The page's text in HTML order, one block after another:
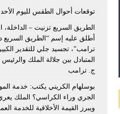
توقعات أحوال الطقس لليوم الأحد
الطريق السريع تزنيت – الداخلة،
أطلق عليه إسم “الطريق السريع
ترامب”، تجسيد جلي للتقدير الكبير
المتبادل بين جلالة الملك والرئيس
ج. ترامب
بوسلهام الكريني يكتب: خدمة
الجري وراء الكراسي؟ الملك
ويبرز القيمة الأخلاقية للخدمة